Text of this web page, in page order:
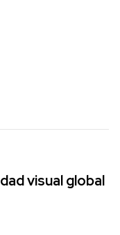
visual global